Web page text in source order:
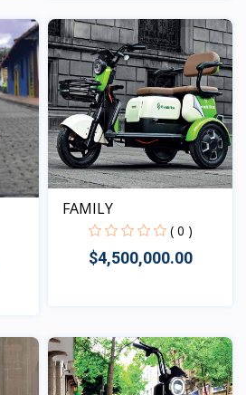
Vista
FAMILY
( 0 )
$4,500,000.00